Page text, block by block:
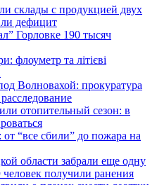
склады с продукцией двух
ли дефицит
Горловке 190 тысяч
флоуметр та літієві
Волновахой: прокуратура
отопительный сезон: в
“все сбили” до пожара на
области забрали еще одну
получили ранения